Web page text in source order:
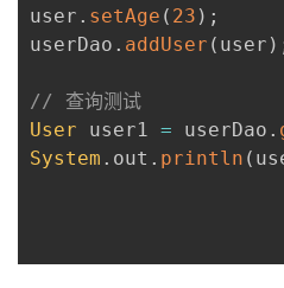
user . setAge ( 23 ) ;
userDao . addUser ( user )
// 查询测试
User user1 = userDao .
System . out . println (